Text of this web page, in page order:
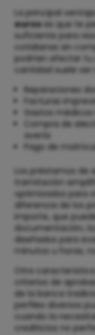
La principal
euroses que te
suficiente para
cotidianas sin
podrían afectar tu
cantidad suele ser
Reparaciones
Facturas
Gastos
Compra de
avería
Pago de
Los préstamos
tramitación
optimizados para
diferencia de los
importe, que
documentación,
diseñados para
minutos u horas,
Otra
criterios de
de la banca
perfiles diversos
cuando la
crediticios no